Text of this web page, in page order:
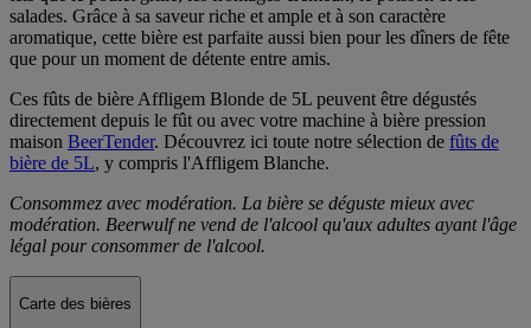
salades. Grâce à sa saveur riche et ample et à son caractère
aromatique, cette bière est parfaite aussi bien pour les dîners de fête
que pour un moment de détente entre amis.
Ces fûts de bière Affligem Blonde de 5L peuvent être dégustés
directement depuis le fût ou avec votre machine à bière pression
maison BeerTender. Découvrez ici toute notre sélection de fûts de
bière de 5L, y compris l'Affligem Blanche.
Consommez avec modération. La bière se déguste mieux avec
modération. Beerwulf ne vend de l'alcool qu'aux adultes ayant l'âge
légal pour consommer de l'alcool.
Carte des bières